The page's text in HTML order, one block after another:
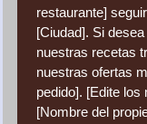
12 Plantillas